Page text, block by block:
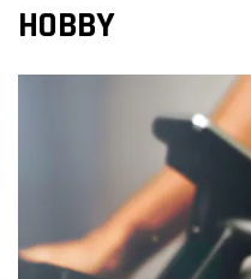
HOBBY